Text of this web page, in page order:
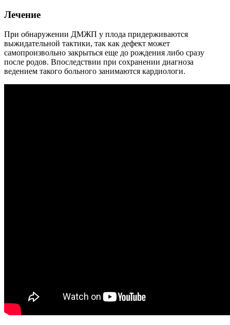
Лечение
При обнаружении ДМЖП у плода придерживаются
выжидательной тактики, так как дефект может
самопроизвольно закрыться еще до рождения либо сразу
после родов. Впоследствии при сохранении диагноза
ведением такого больного занимаются кардиологи.